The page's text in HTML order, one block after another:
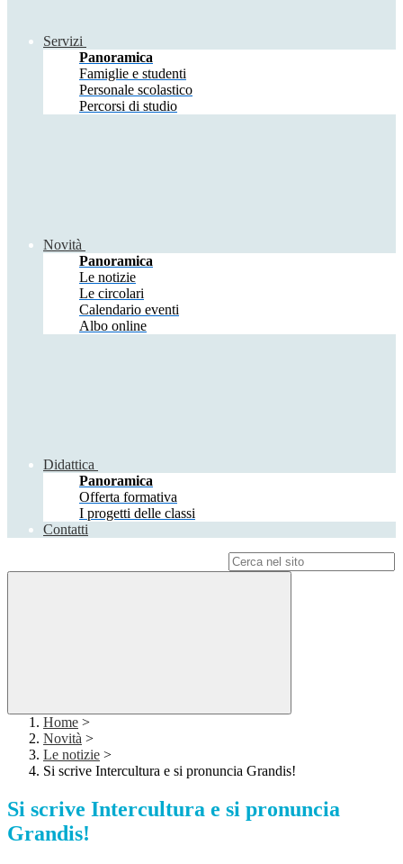
Servizi
Panoramica
Famiglie e studenti
Personale scolastico
Percorsi di studio
Novità
Panoramica
Le notizie
Le circolari
Calendario eventi
Albo online
Didattica
Panoramica
Offerta formativa
I progetti delle classi
Contatti
Home >
Novità >
Le notizie >
Si scrive Intercultura e si pronuncia Grandis!
Si scrive Intercultura e si pronuncia
Grandis!